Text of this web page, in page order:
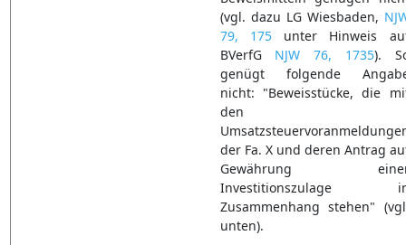
(vgl. dazu LG Wiesbaden,
79, 175unter Hinweis
BVerfG NJW 76, 1735).
genügt folgende
nicht: "Beweisstücke, die
den
der Fa. X und deren Antrag
Gewährung
Investitionszulage
Zusammenhang stehen"
unten).